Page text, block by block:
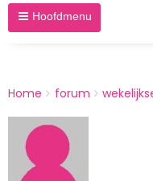
Hoofdmenu
BREADCRUMBS
You
here:
Home forum